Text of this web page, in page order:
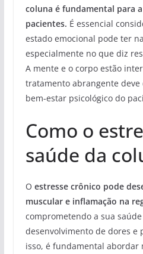
coluna é fundamental para
pacientes. É essencial
estado emocional pode ter
especialmente no que diz
A mente e o corpo estão
tratamento abrangente deve
bem-estar psicológico do
Como o
saúde da
O estresse crônico pode
muscular e inflamação na
comprometendo a sua
desenvolvimento de dores e
isso, é fundamental abordar